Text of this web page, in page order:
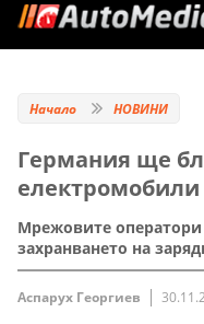
Начало НОВИНИ
Германия ще
Мрежовите
захранването на
Аспарух Георгиев